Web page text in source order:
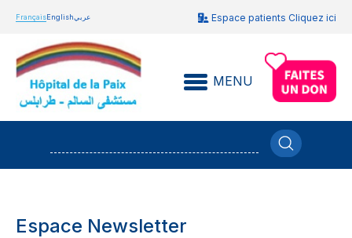
FrançaisEnglishعربي Espace patients Cliquez ici
MENU
Espace Newsletter